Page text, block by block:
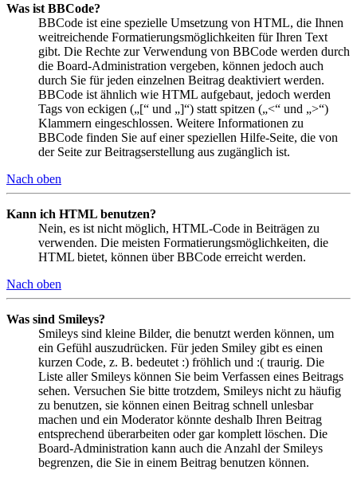
Was ist BBCode?
BBCode ist eine spezielle Umsetzung von HTML, die Ihnen
weitreichende Formatierungsmöglichkeiten für Ihren Text
gibt. Die Rechte zur Verwendung von BBCode werden durch
die Board-Administration vergeben, können jedoch auch
durch Sie für jeden einzelnen Beitrag deaktiviert werden.
BBCode ist ähnlich wie HTML aufgebaut, jedoch werden
Tags von eckigen („[“ und „]“) statt spitzen („<“ und „>“)
Klammern eingeschlossen. Weitere Informationen zu
BBCode finden Sie auf einer speziellen Hilfe-Seite, die von
der Seite zur Beitragserstellung aus zugänglich ist.
Nach oben
Kann ich HTML benutzen?
Nein, es ist nicht möglich, HTML-Code in Beiträgen zu
verwenden. Die meisten Formatierungsmöglichkeiten, die
HTML bietet, können über BBCode erreicht werden.
Nach oben
Was sind Smileys?
Smileys sind kleine Bilder, die benutzt werden können, um
ein Gefühl auszudrücken. Für jeden Smiley gibt es einen
kurzen Code, z. B. bedeutet :) fröhlich und :( traurig. Die
Liste aller Smileys können Sie beim Verfassen eines Beitrags
sehen. Versuchen Sie bitte trotzdem, Smileys nicht zu häufig
zu benutzen, sie können einen Beitrag schnell unlesbar
machen und ein Moderator könnte deshalb Ihren Beitrag
entsprechend überarbeiten oder gar komplett löschen. Die
Board-Administration kann auch die Anzahl der Smileys
begrenzen, die Sie in einem Beitrag benutzen können.